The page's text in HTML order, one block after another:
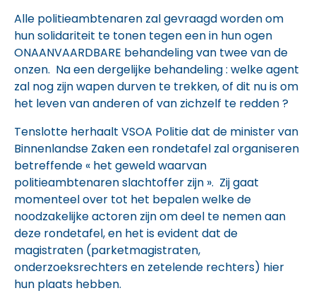
Alle politieambtenaren zal gevraagd worden om
hun solidariteit te tonen tegen een in hun ogen
ONAANVAARDBARE behandeling van twee van de
onzen. Na een dergelijke behandeling : welke agent
zal nog zijn wapen durven te trekken, of dit nu is om
het leven van anderen of van zichzelf te redden ?
Tenslotte herhaalt VSOA Politie dat de minister van
Binnenlandse Zaken een rondetafel zal organiseren
betreffende « het geweld waarvan
politieambtenaren slachtoffer zijn ». Zij gaat
momenteel over tot het bepalen welke de
noodzakelijke actoren zijn om deel te nemen aan
deze rondetafel, en het is evident dat de
magistraten (parketmagistraten,
onderzoeksrechters en zetelende rechters) hier
hun plaats hebben.